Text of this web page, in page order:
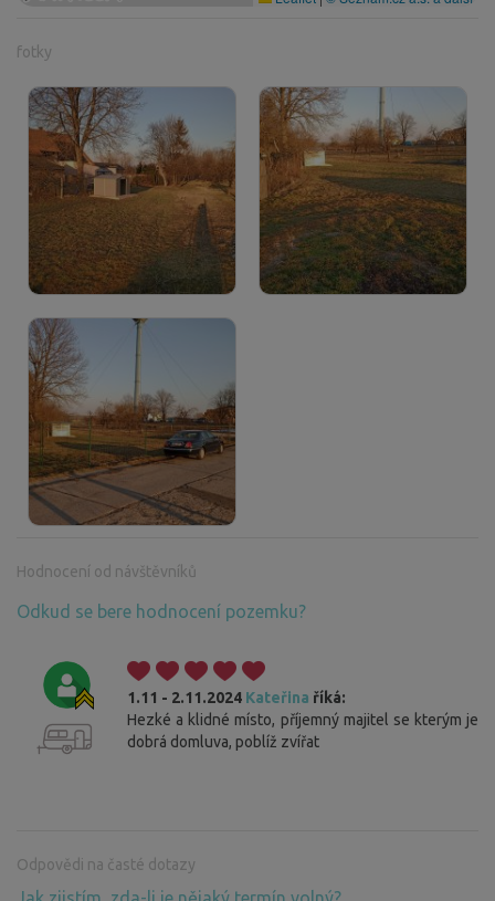
fotky
Hodnocení od návštěvníků
Odkud se bere hodnocení pozemku?
1.11 - 2.11.2024 Kateřina říká:
Hezké a klidné místo, příjemný majitel se kterým je
dobrá domluva, poblíž zvířat
Odpovědi na časté dotazy